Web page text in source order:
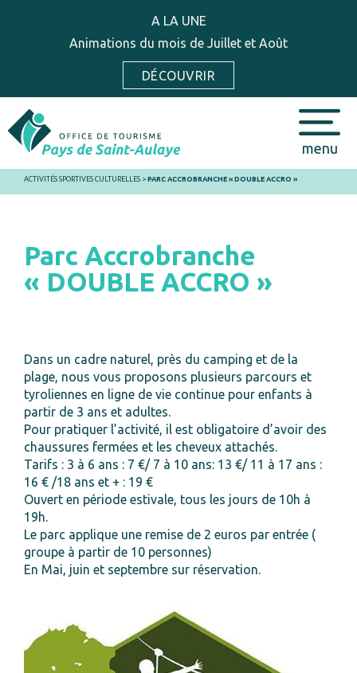
A LA UNE
Animations du mois de Juillet et Août
DÉCOUVRIR
menu
ACTIVITÉS SPORTIVES CULTURELLES > PARC ACCROBRANCHE « DOUBLE ACCRO »
Parc Accrobranche
« DOUBLE ACCRO »
Dans un cadre naturel, près du camping et de la
plage, nous vous proposons plusieurs parcours et
tyroliennes en ligne de vie continue pour enfants à
partir de 3 ans et adultes.
Pour pratiquer l’activité, il est obligatoire d’avoir des
chaussures fermées et les cheveux attachés.
Tarifs : 3 à 6 ans : 7 €/ 7 à 10 ans: 13 €/ 11 à 17 ans :
16 € /18 ans et + : 19 €
Ouvert en période estivale, tous les jours de 10h à
19h.
Le parc applique une remise de 2 euros par entrée (
groupe à partir de 10 personnes)
En Mai, juin et septembre sur réservation.